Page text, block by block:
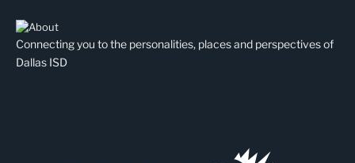
Connecting you to the personalities, places and perspectives of
Dallas ISD